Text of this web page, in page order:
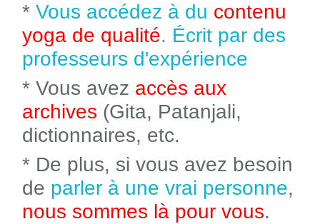
* Vous accédez à du contenu
yoga de qualité. Écrit par des
professeurs d'expérience
* Vous avez accès aux
archives (Gita, Patanjali,
dictionnaires, etc.
* De plus, si vous avez besoin
de parler à une vrai personne,
nous sommes là pour vous.